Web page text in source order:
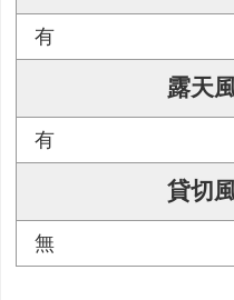
有
露天
有
貸切
無